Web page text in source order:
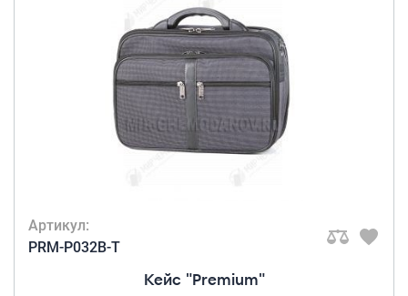
Артикул:
PRM-P032B-T
Кейс "Premium"